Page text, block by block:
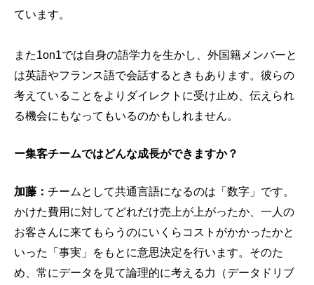
ています。
また1on1では自身の語学力を生かし、外国籍メンバーと
は英語やフランス語で会話するときもあります。彼らの
考えていることをよりダイレクトに受け止め、伝えられ
る機会にもなってもいるのかもしれません。
ー集客チームではどんな成長ができますか？
加藤： チームとして共通言語になるのは「数字」です。
かけた費用に対してどれだけ売上が上がったか、一人の
お客さんに来てもらうのにいくらコストがかかったかと
いった「事実」をもとに意思決定を行います。そのた
め、常にデータを見て論理的に考える力（データドリブ